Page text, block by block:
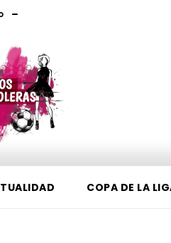
COPA DE LA